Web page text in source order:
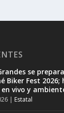
se
Biker Fest
en vivo y
| Estatal